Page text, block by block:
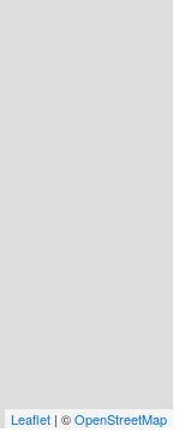
Leaflet | ©OpenStreetMap